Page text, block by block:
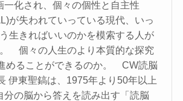
一化され、個々の個性と自主性
が失われていっている現代、いっ
生きればいいのかを模索する人が
個々の人生のより本質的な探究
めることができるのか。 CW読脳
伊東聖鎬は、1975年より50年以上
分の脳から答えを読み出す「読脳